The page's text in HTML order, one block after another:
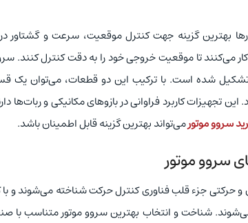
بهترین گزینه جهت کنترل موقعیت، سرعت و گشتاور
می‌کنند تا موقعیت خروجی خود را به دقت کنترل کنند.
شده است. با ترکیب این دو قطعات، می‌توان یک
تجهیزات کاربرد فراوانی در بازوهای مکانیکی و ربات‌ها
سروو موتورمی‌تواند بهترین گزینه قابل اطمینان باشد.
سروو موتور
حرکتی جزء قلب فناوری کنترل حرکت شناخته می‌شوند و
شناخت و انتخاب بهترین سروو موتور متناسب با